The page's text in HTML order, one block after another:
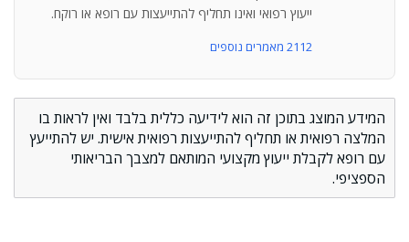
ייעוץ רפואי ואינו תחליף להתייעצות עם רופא או רוקח.
2112 מאמרים נוספים
המידע המוצג בתוכן זה הוא לידיעה כללית בלבד ואין לראות בו
המלצה רפואית או תחליף להתייעצות רפואית אישית. יש להתייעץ
עם רופא לקבלת ייעוץ מקצועי המותאם למצבך הבריאותי
הספציפי.